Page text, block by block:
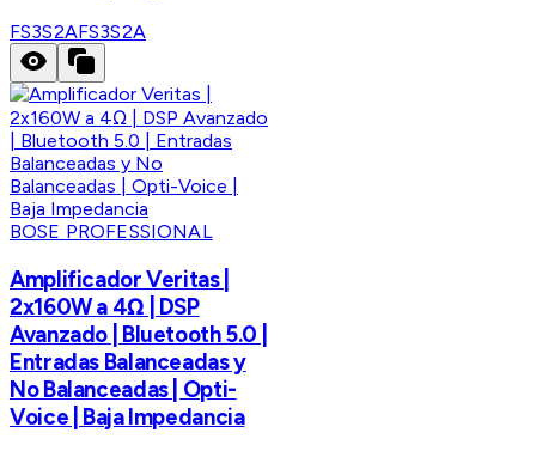
FS3S2AFS3S2A
BOSE PROFESSIONAL
Amplificador Veritas |
2x160W a 4Ω | DSP
Avanzado | Bluetooth 5.0 |
Entradas Balanceadas y
No Balanceadas | Opti-
Voice | Baja Impedancia